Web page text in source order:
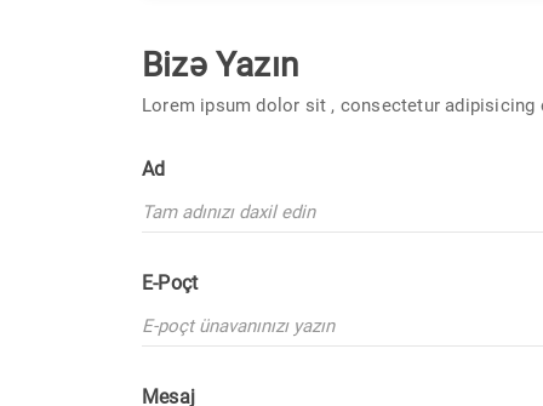
Bizə Yazın
Lorem ipsum dolor sit , consectetur adipisicing
Ad
E-Poçt
Mesaj